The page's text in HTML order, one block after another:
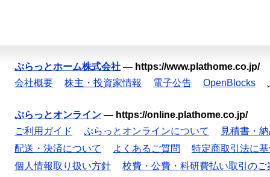
ぷらっとホーム株式会社 — https://www.plathome.co.jp/
会社概要
株主・投資家情報 電子公告 OpenBlocks
ぷらっとオンライン — https://online.plathome.co.jp/
ご利用ガイド
ぷらっとオンラインについて
見積書・
配送・決済について
よくあるご質問
特定商取引法に
個人情報取り扱い方針
校費・公費・科研費払い取引のご